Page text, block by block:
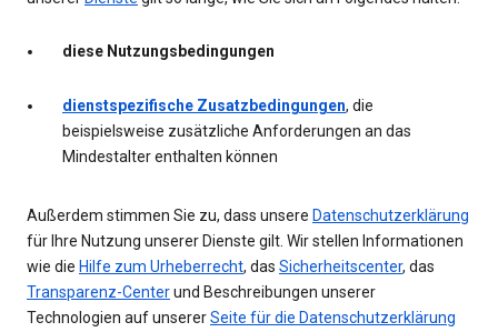
diese Nutzungsbedingungen
dienstspezifische Zusatzbedingungen, die
beispielsweise zusätzliche Anforderungen an das
Mindestalter enthalten können
Außerdem stimmen Sie zu, dass unsere Datenschutzerklärung
für Ihre Nutzung unserer Dienste gilt. Wir stellen Informationen
wie die Hilfe zum Urheberrecht, das Sicherheitscenter, das
Transparenz-Centerund Beschreibungen unserer
Technologien auf unsererSeite für die Datenschutzerklärung